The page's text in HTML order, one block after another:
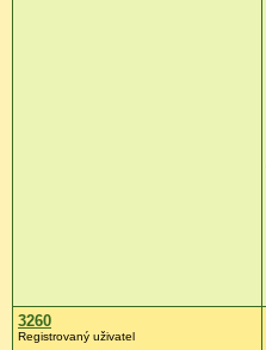
3260
Registrovaný uživatel